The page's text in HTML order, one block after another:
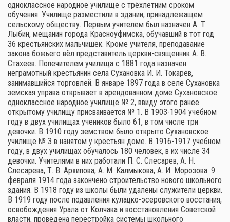
одноклассное народное училище с трёхлетним сроком
обучения. Училище разместили в здании, принадлежащем
сельскому обществу. Первым учителем был назначен А. Т.
Лыбин, мещанин города Красноуфимска, обучавший в тот год
36 крестьянских мальчишек. Кроме учителя, преподавание
закона божьего вёл представитель церкви-священник А. В.
Стахеев. Попечителем училища с 1881 года назначен
неграмотный крестьянин села Сухановка И. И. Токарев,
занимавшийся торговлей. В январе 1897 года в селе Сухановка
земская управа открывает в арендованном доме Сухановское
одноклассное народное училище № 2, ввиду этого ранее
открытому училищу присваивается № 1. В 1903-1904 учебном
году в двух училищах учеников было 61, в том числе три
девочки. В 1910 году земством было открыто Сухановское
училище № 3 в нанятом у крестьян доме. В 1916-1917 учебном
году, в двух училищах обучалось 180 человек, в их числе 34
девочки. Учителями в них работали П. С. Слесарев, А. Н.
Слесарева, Т. В. Архипова, А. М. Калмыкова, А. И. Морозова. 9
февраля 1914 года закончено строительство нового школьного
здания. В 1918 году из школы были удалены служители церкви.
В 1919 году после подавления кулацко-эсеровского восстания,
освобождения Урала от Колчака и восстановления Советской
власти, проведена перестройка системы школьного